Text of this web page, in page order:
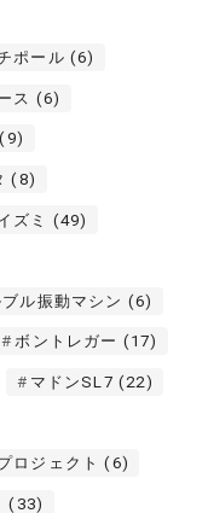
ポール (6)
ス (6)
(9)
(8)
ズミ (49)
ル振動マシン (6)
ボントレガー (17)
マドンSL7 (22)
ロジェクト (6)
(33)